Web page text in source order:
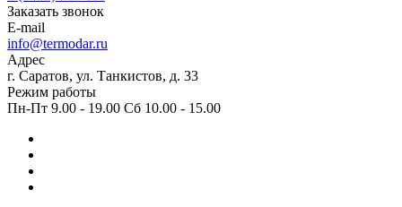
Заказать звонок
E-mail
info@termodar.ru
Адрес
г. Саратов, ул. Танкистов, д. 33
Режим работы
Пн-Пт 9.00 - 19.00 Сб 10.00 - 15.00